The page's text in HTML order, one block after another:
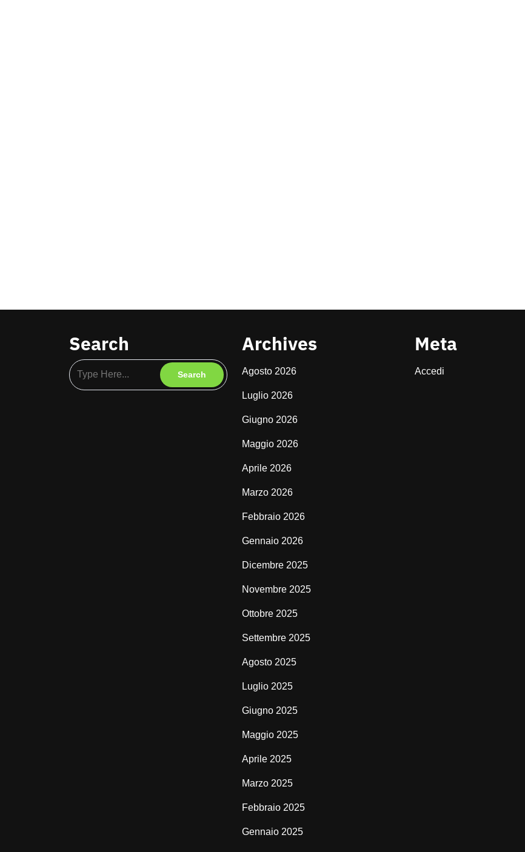
Search Archives
Agosto 2026
Luglio 2026
Giugno 2026
Maggio 2026
Aprile 2026
Marzo 2026
Febbraio 2026
Gennaio 2026
Dicembre 2025
Novembre 2025
Ottobre 2025
Settembre 2025
Agosto 2025
Luglio 2025
Giugno 2025
Maggio 2025
Aprile 2025
Marzo 2025
Febbraio 2025
Gennaio 2025
Meta
Accedi